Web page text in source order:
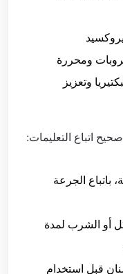
ومحررة
وتعزيز
اتباع التعليمات:
باتباع الجرعة
أو الشرب لمدة
قبل استخدام